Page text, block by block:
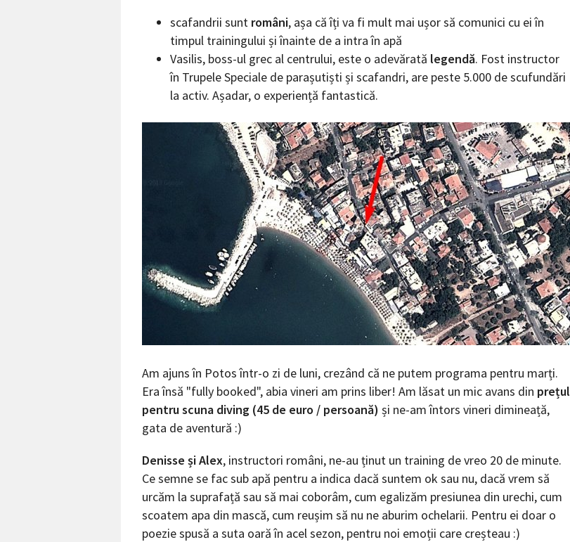
scafandrii sunt români, așa că îți va fi mult mai ușor să comunici cu ei în
timpul trainingului și înainte de a intra în apă
Vasilis, boss-ul grec al centrului, este o adevărată legendă. Fost instructor
în Trupele Speciale de parașutiști și scafandri, are peste 5.000 de scufundări
la activ. Așadar, o experiență fantastică.
Am ajuns în Potos într-o zi de luni, crezând că ne putem programa pentru marți.
Era însă "fully booked", abia vineri am prins liber! Am lăsat un mic avans din prețul
pentru scuna diving (45 de euro / persoană) și ne-am întors vineri dimineață,
gata de aventură :)
Denisse și Alex, instructori români, ne-au ținut un training de vreo 20 de minute.
Ce semne se fac sub apă pentru a indica dacă suntem ok sau nu, dacă vrem să
urcăm la suprafață sau să mai coborâm, cum egalizăm presiunea din urechi, cum
scoatem apa din mască, cum reușim să nu ne aburim ochelarii. Pentru ei doar o
poezie spusă a suta oară în acel sezon, pentru noi emoții care creșteau :)